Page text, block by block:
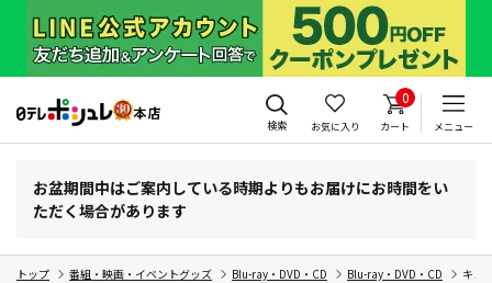
検索 お気に入り
0
カート メニュー
お盆期間中はご案内している時期よりもお届けにお時間をい
ただく場合があります
トップ 番組・映画・イベントグッズ Blu-ray・DVD・CD Blu-ray・DVD・CD キン